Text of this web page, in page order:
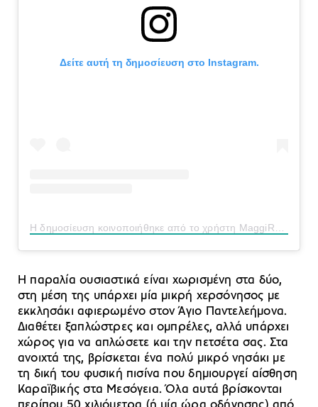
Δείτε αυτή τη δημοσίευση στο Instagram.
Η παραλία ουσιαστικά είναι χωρισμένη στα δύο,
στη μέση της υπάρχει μία μικρή χερσόνησος με
εκκλησάκι αφιερωμένο στον Άγιο Παντελεήμονα.
Διαθέτει ξαπλώστρες και ομπρέλες, αλλά υπάρχει
χώρος για να απλώσετε και την πετσέτα σας. Στα
ανοιχτά της, βρίσκεται ένα πολύ μικρό νησάκι με
τη δική του φυσική πισίνα που δημιουργεί αίσθηση
Καραϊβικής στα Μεσόγεια. Όλα αυτά βρίσκονται